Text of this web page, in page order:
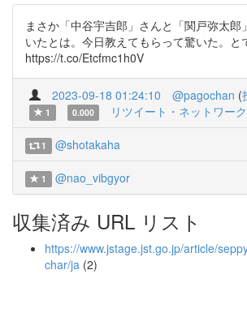
まさか「中谷宇吉郎」さんと「関戸弥太郎
いたとは。今日教えてもらって驚いた。と
https://t.co/Etcfmc1h0V
2023-09-18 01:24:10 @pagochan (
1
0.000 リツイート・ネットワー
1 @shotakaha
1 @nao_vibgyor
収集済み URL リスト
https://www.jstage.jst.go.jp/article/
char/ja (2)